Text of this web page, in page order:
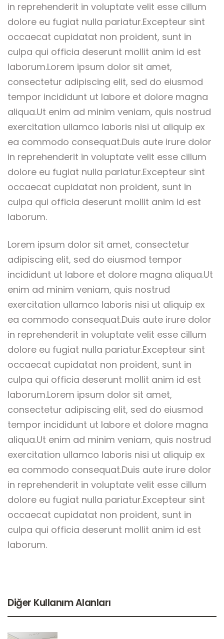
in reprehenderit in voluptate velit esse cillum
dolore eu fugiat nulla pariatur.Excepteur sint
occaecat cupidatat non proident, sunt in
culpa qui officia deserunt mollit anim id est
laborum.Lorem ipsum dolor sit amet,
consectetur adipiscing elit, sed do eiusmod
tempor incididunt ut labore et dolore magna
aliqua.Ut enim ad minim veniam, quis nostrud
exercitation ullamco laboris nisi ut aliquip ex
ea commodo consequat.Duis aute irure dolor
in reprehenderit in voluptate velit esse cillum
dolore eu fugiat nulla pariatur.Excepteur sint
occaecat cupidatat non proident, sunt in
culpa qui officia deserunt mollit anim id est
laborum.
Lorem ipsum dolor sit amet, consectetur
adipiscing elit, sed do eiusmod tempor
incididunt ut labore et dolore magna aliqua.Ut
enim ad minim veniam, quis nostrud
exercitation ullamco laboris nisi ut aliquip ex
ea commodo consequat.Duis aute irure dolor
in reprehenderit in voluptate velit esse cillum
dolore eu fugiat nulla pariatur.Excepteur sint
occaecat cupidatat non proident, sunt in
culpa qui officia deserunt mollit anim id est
laborum.Lorem ipsum dolor sit amet,
consectetur adipiscing elit, sed do eiusmod
tempor incididunt ut labore et dolore magna
aliqua.Ut enim ad minim veniam, quis nostrud
exercitation ullamco laboris nisi ut aliquip ex
ea commodo consequat.Duis aute irure dolor
in reprehenderit in voluptate velit esse cillum
dolore eu fugiat nulla pariatur.Excepteur sint
occaecat cupidatat non proident, sunt in
culpa qui officia deserunt mollit anim id est
laborum.
Diğer Kullanım Alanları